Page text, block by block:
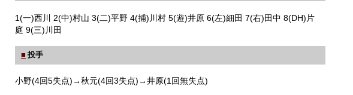
1(一)西川 2(中)村山 3(二)平野 4(捕)川村 5(遊)井原 6(左)細田 7(右)田中 8(DH)片
庭 9(三)川田
■ 投手
小野(4回5失点)→秋元(4回3失点)→井原(1回無失点)